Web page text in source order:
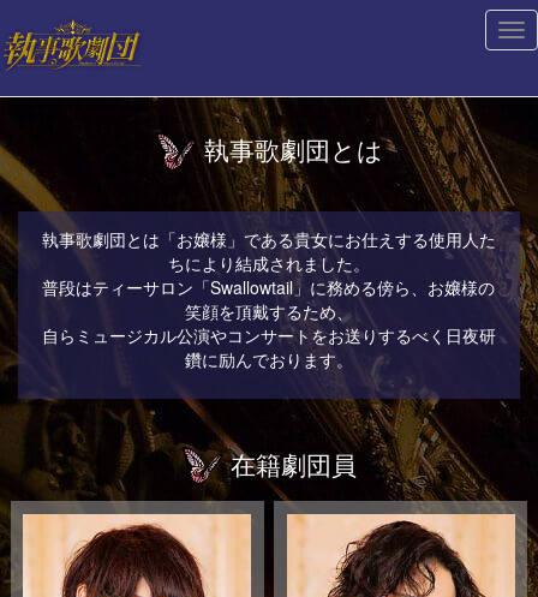
執事歌劇団とは
執事歌劇団とは「お嬢様」である貴女にお仕えする使用人た
ちにより結成されました。
普段はティーサロン「Swallowtail」に務める傍ら、お嬢様の
笑顔を頂戴するため、
自らミュージカル公演やコンサートをお送りするべく日夜研
鑽に励んでおります。
在籍劇団員